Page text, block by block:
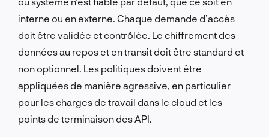
interne ou en externe. Chaque demande d’accès
doit être validée et contrôlée. Le chiffrement des
données au repos et en transit doit être standard et
non optionnel. Les politiques doivent être
appliquées de manière agressive, en particulier
pour les charges de travail dans le cloud et les
points de terminaison des API.